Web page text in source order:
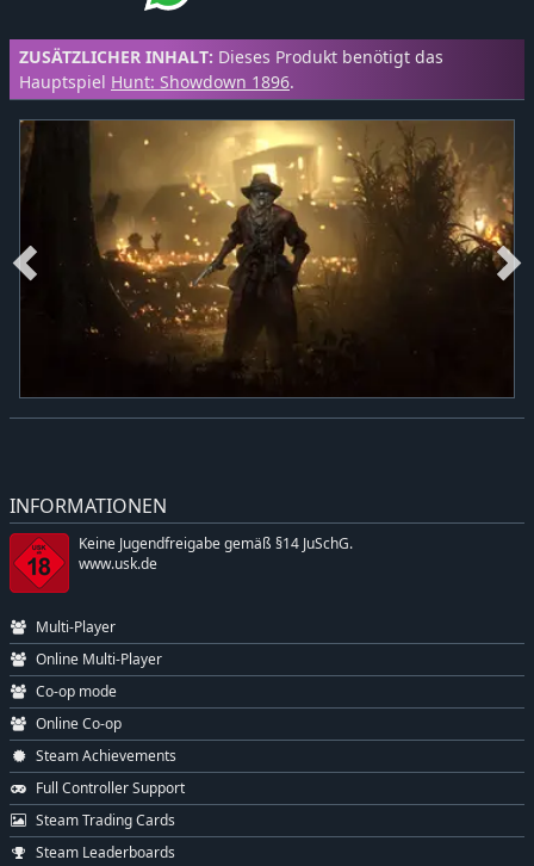
ZUSÄTZLICHER INHALT: Dieses Produkt benötigt das
Hauptspiel Hunt: Showdown 1896.
INFORMATIONEN
Keine Jugendfreigabe gemäß §14 JuSchG.
www.usk.de
Multi-Player
Online Multi-Player
Co-op mode
Online Co-op
Steam Achievements
Full Controller Support
Steam Trading Cards
Steam Leaderboards